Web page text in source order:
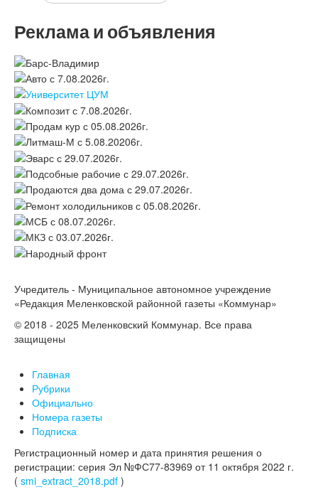
Реклама и объявления
Учредитель - Муниципальное автономное учреждение
«Редакция Меленковской районной газеты «Коммунар»
© 2018 - 2025 Меленковский Коммунар. Все права
защищены
Главная
Рубрики
Официально
Номера газеты
Подписка
Регистрационный номер и дата принятия решения о
регистрации: серия Эл №ФС77-83969 от 11 октября 2022 г.
( smi_extract_2018.pdf )